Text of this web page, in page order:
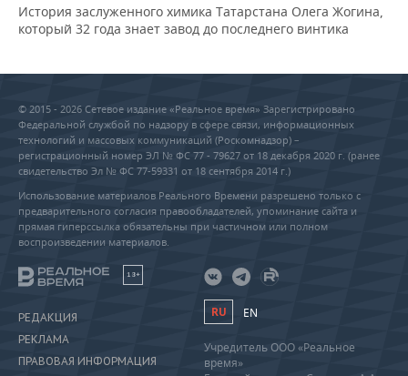
История заслуженного химика Татарстана Олега Жогина,
который 32 года знает завод до последнего винтика
© 2015 - 2026 Сетевое издание «Реальное время» Зарегистрировано
Федеральной службой по надзору в сфере связи, информационных
технологий и массовых коммуникаций (Роскомнадзор) –
регистрационный номер ЭЛ № ФС 77 - 79627 от 18 декабря 2020 г. (ранее
свидетельство Эл № ФС 77-59331 от 18 сентября 2014 г.)
Использование материалов Реального Времени разрешено только с
предварительного согласия правообладателей, упоминание сайта и
прямая гиперссылка обязательны при частичном или полном
воспроизведении материалов.
18+
РЕДАКЦИЯ
РЕКЛАМА
ПРАВОВАЯ ИНФОРМАЦИЯ
RU EN
Учредитель ООО «Реальное
время»